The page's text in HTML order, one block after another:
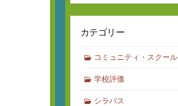
カテゴリー
コミュニティ・スクール
学校評価
シラバス